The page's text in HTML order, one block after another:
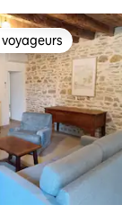
base de 43